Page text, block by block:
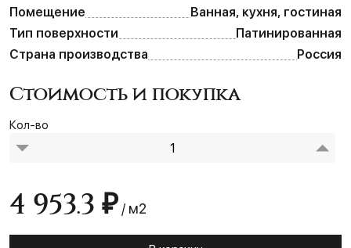
Помещение
Ванная, кухня, гостиная
Тип поверхности
Патинированная
Страна производства
Россия
Стоимость и покупка
4 953.3 ₽ / м2
Кол-во